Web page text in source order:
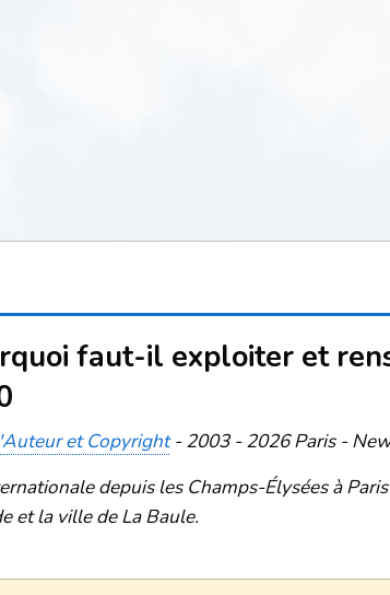
faut-il exploiter et
et Copyright- 2003 - 2026 Paris -
depuis les Champs-Élysées à
et la ville de La Baule.